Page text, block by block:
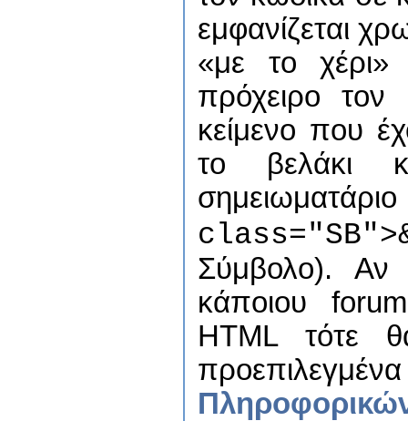
εμφανίζεται
«με το χέρι»
πρόχειρο τον
κείμενο που
το βελάκι
Σύμβολο).
κάποιου
HTML τότε